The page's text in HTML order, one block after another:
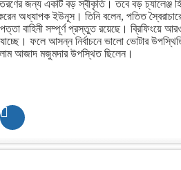
জন্য একটি বড় স্বীকৃতি। তবে বড় চ্যালেঞ্জ
অধ্যাপক ইউনূস। তিনি বলেন, পতিত স্বৈরাচারের
বাহিনী সম্পূর্ণ প্রস্তুত রয়েছে। ব্রিফিংয়ে
ফলে আসন্ন নির্বাচনে ভালো ভোটার
আজাদ মজুমদার উপস্থিত ছিলেন।